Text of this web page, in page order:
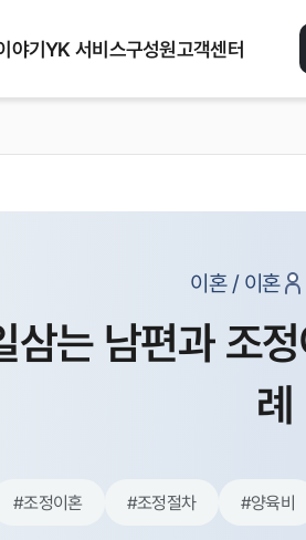
야기YK 서비스구성원고객센터
이혼 / 이혼
삼는 남편과 조
례
#조정이혼 #조정절차 #양육비